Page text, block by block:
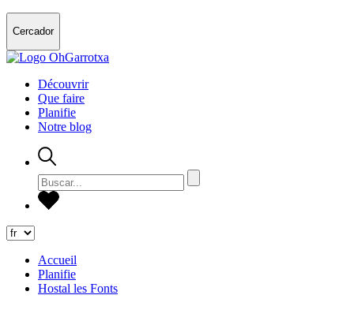
Cercador
Découvrir
Que faire
Planifie
Notre blog
Accueil
Planifie
Hostal les Fonts